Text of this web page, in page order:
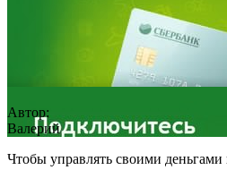
Автор:
Валерий
Чтобы управлять своими